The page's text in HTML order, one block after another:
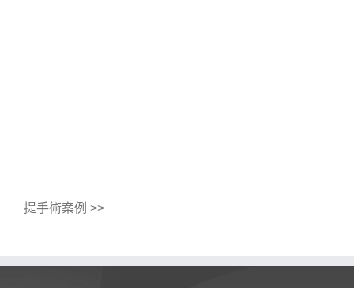
提手術案例 >>